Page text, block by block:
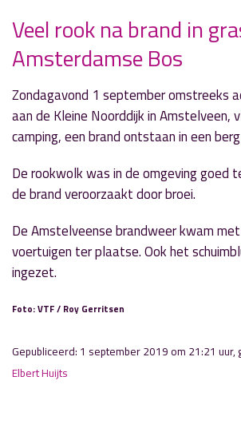
Sportuitslagen
1 september 2019
» Volgend nieuwsbericht
Knotsgekke circus
2 september 2019
Veel rook na brand in
Amsterdamse Bos
Zondagavond 1 september omstreeks
aan de Kleine Noorddijk in Amstelveen,
camping, een brand ontstaan in een
De rookwolk was in de omgeving goed
de brand veroorzaakt door broei.
De Amstelveense brandweer kwam
voertuigen ter plaatse. Ook het
ingezet.
Foto: VTF / Roy Gerritsen
Gepubliceerd: 1 september 2019 om 21:21
Elbert Huijts